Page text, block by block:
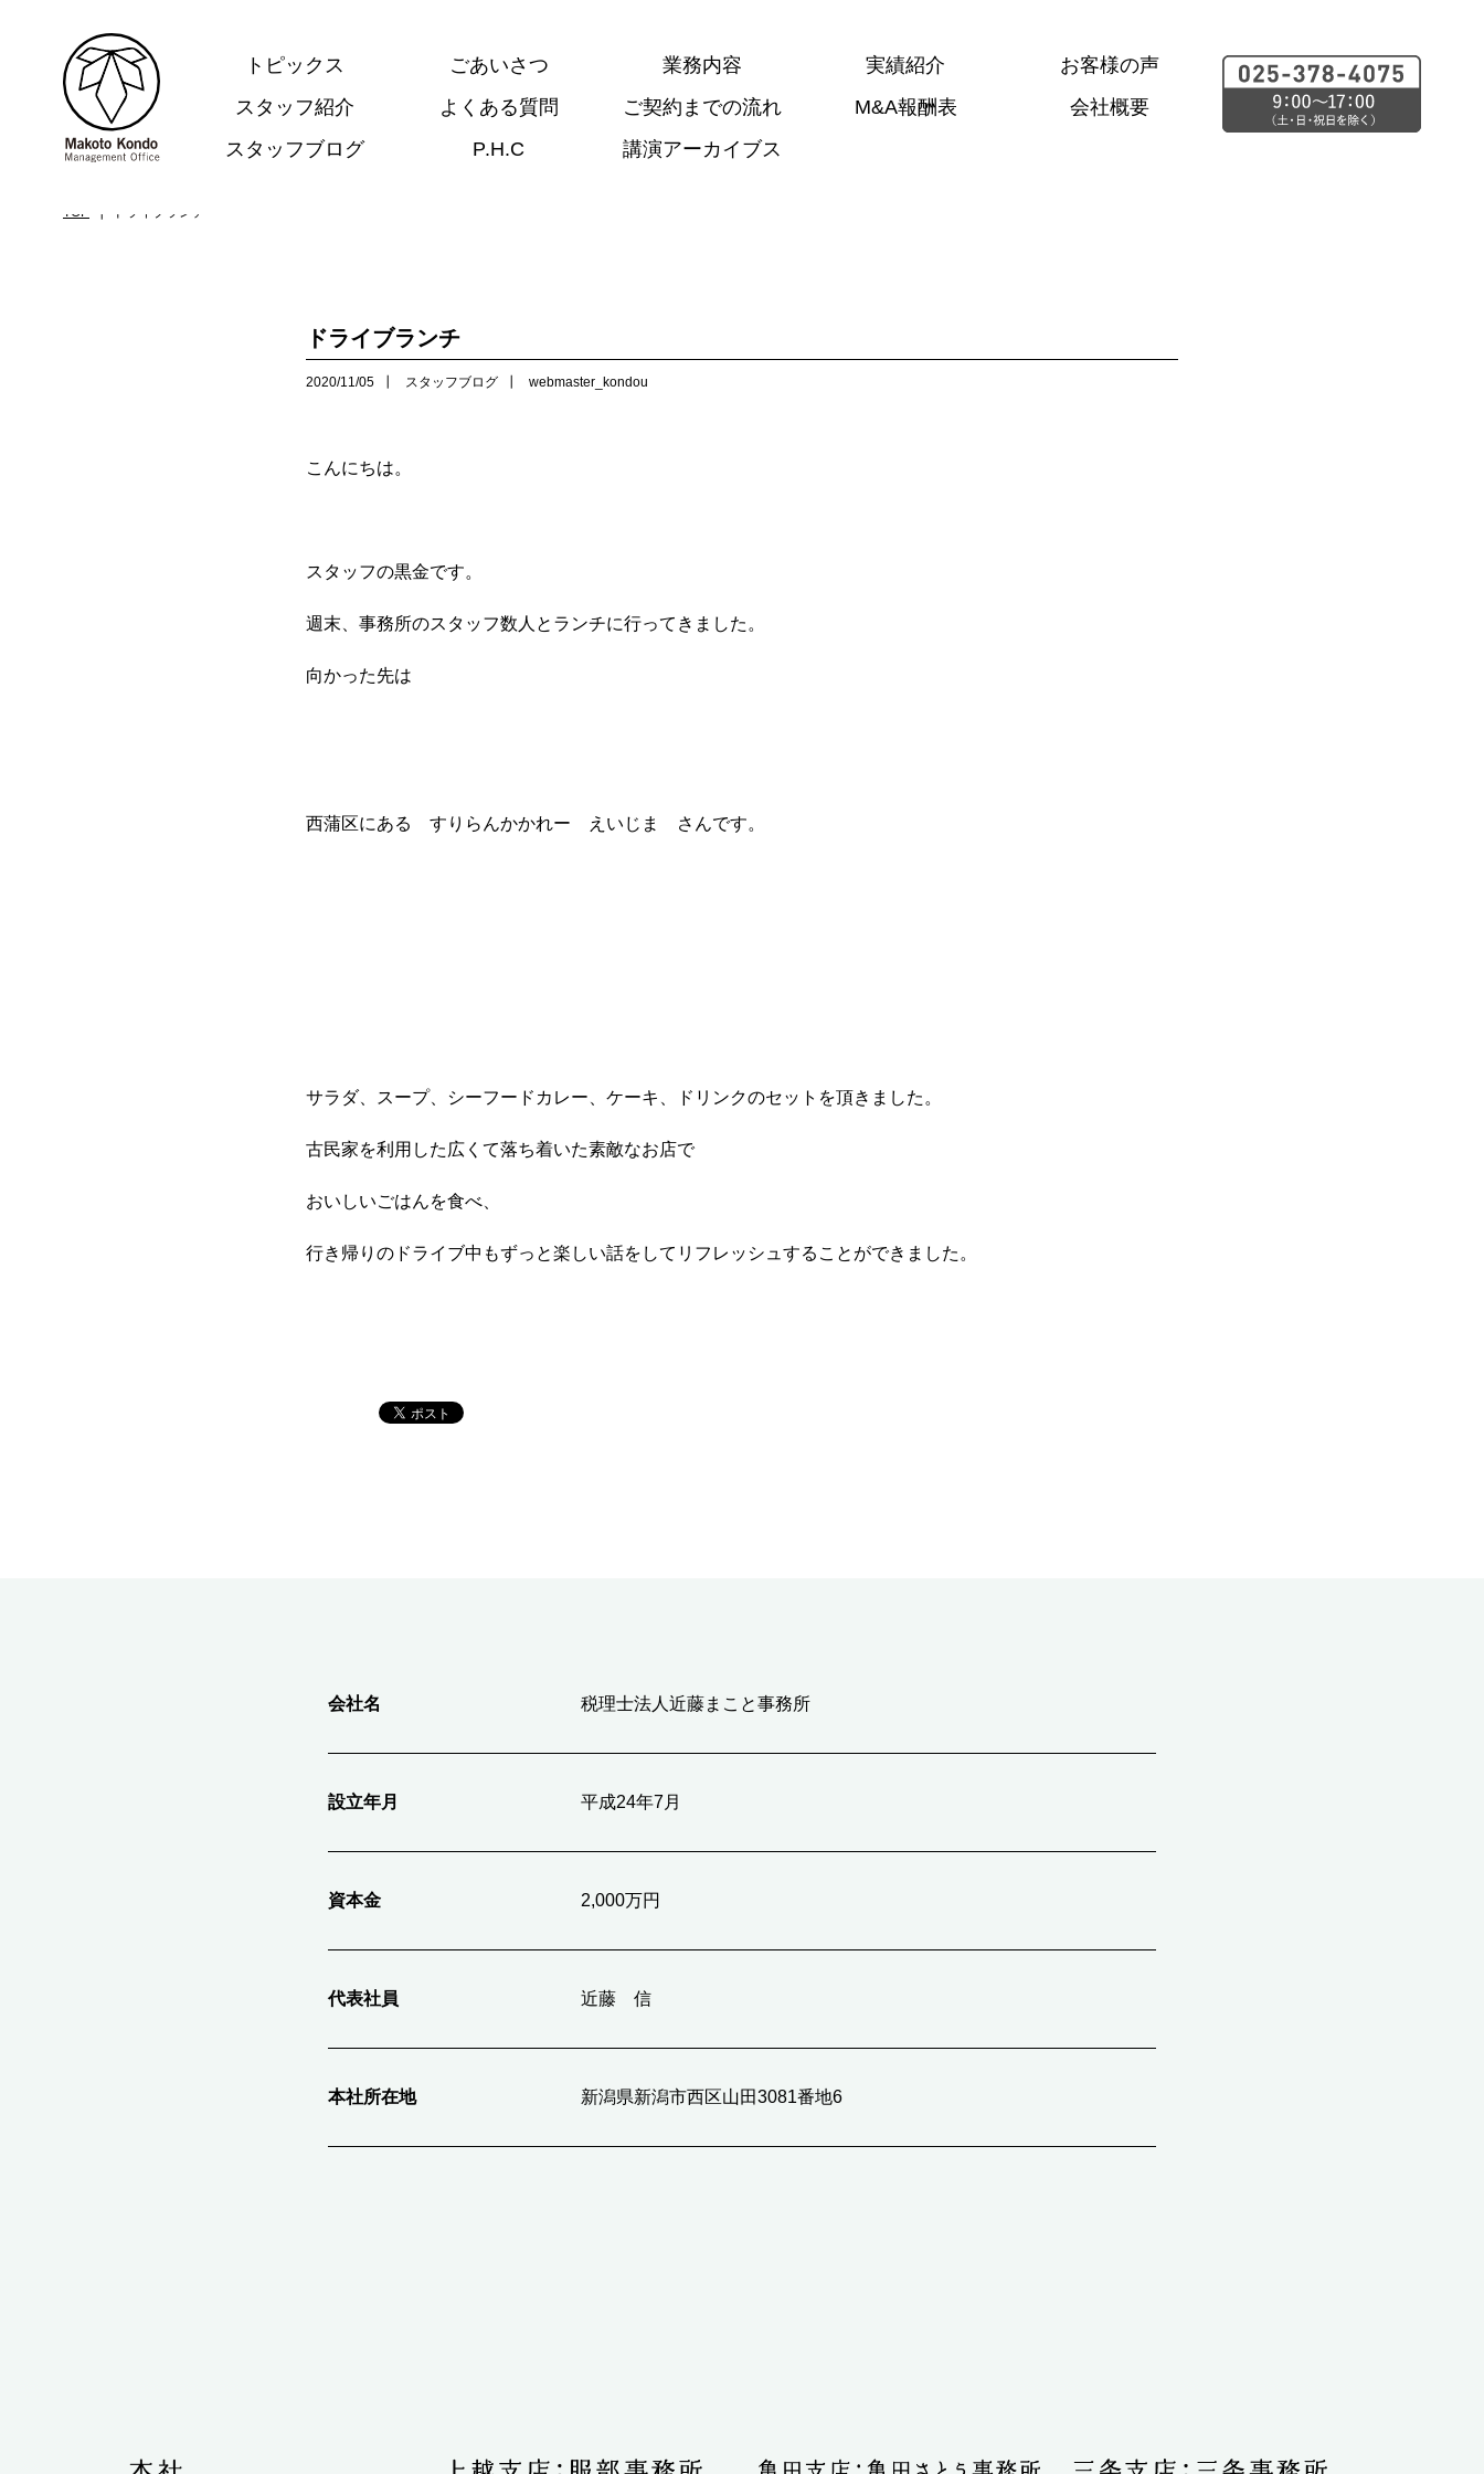
トピックス ごあいさつ 業務内容 実績紹介
お客様の声
スタッフ紹介
よくある質問 ご契約までの流れ M&A報酬表
会社概要
スタッフブログ
P.H.C 講演アーカイブス
TOP ドライブランチ
ドライブランチ
2020/11/05 スタッフブログ webmaster_kondou
こんにちは。
スタッフの黒金です。
週末、事務所のスタッフ数人とランチに行ってきました。
向かった先は
西蒲区にある すりらんかかれー えいじま さんです。
サラダ、スープ、シーフードカレー、ケーキ、ドリンクのセットを頂きました。
古民家を利用した広くて落ち着いた素敵なお店で
おいしいごはんを食べ、
行き帰りのドライブ中もずっと楽しい話をしてリフレッシュすることができました。
会社名 税理士法人近藤まこと事務所
設立年月 平成24年7月
資本金 2,000万円
代表社員 近藤 信
本社所在地 新潟県新潟市西区山田3081番地6